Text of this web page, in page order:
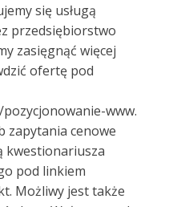
się usługą
przedsiębiorstwo
zasięgnąć więcej
ofertę pod
www.
zapytania cenowe
kwestionariusza
pod linkiem
Możliwy jest także